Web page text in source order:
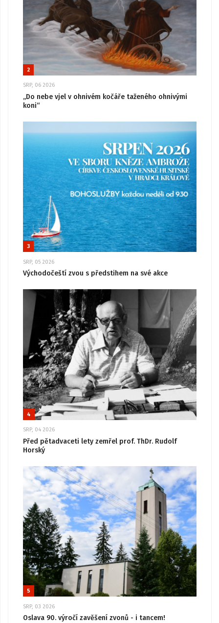
2
SRP, 06 2026
„Do nebe vjel v ohnivém kočáře taženého ohnivými
koni“
3
SRP, 05 2026
Východočeští zvou s předstihem na své akce
4
SRP, 04 2026
Před pětadvaceti lety zemřel prof. ThDr. Rudolf
Horský
5
SRP, 03 2026
Oslava 90. výročí zavěšení zvonů - i tancem!